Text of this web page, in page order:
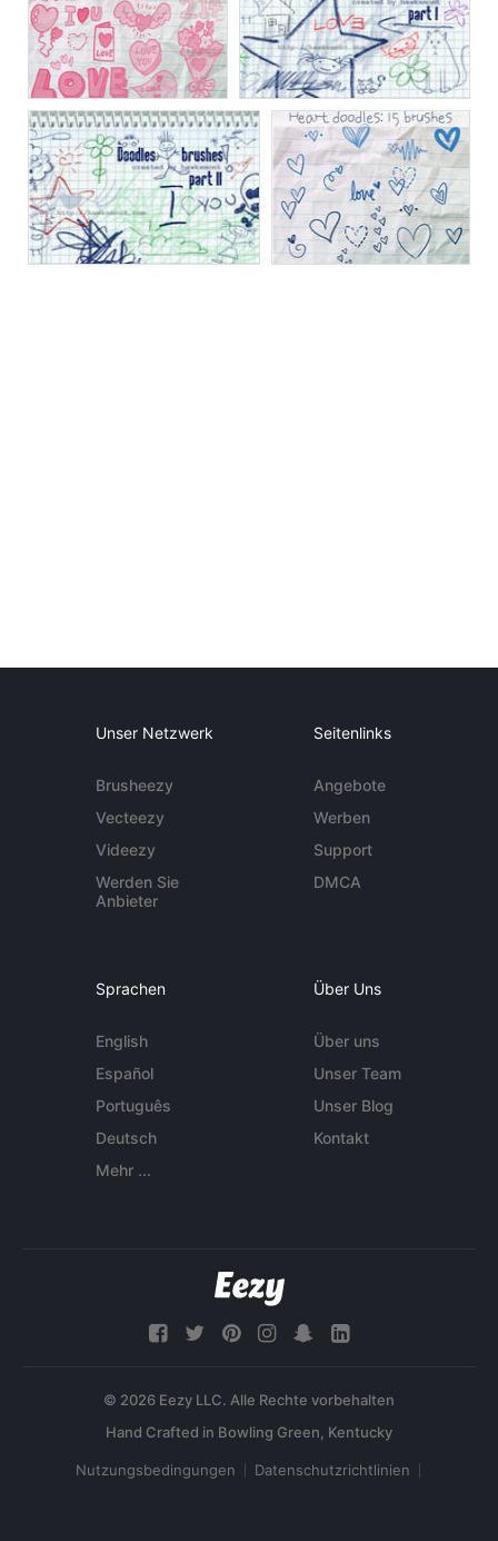
Unser Netzwerk
Brusheezy
Vecteezy
Videezy
Werden Sie
Anbieter
Seitenlinks
Angebote
Werben
Support
DMCA
Sprachen
English
Español
Português
Deutsch
Mehr ...
Über Uns
Über uns
Unser Team
Unser Blog
Kontakt
© 2026 Eezy LLC. Alle Rechte vorbehalten
Nutzungsbedingungen Datenschutzrichtlinien